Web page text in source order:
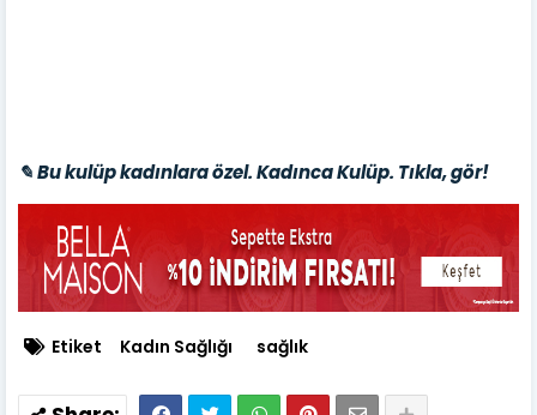
✎ Bu kulüp kadınlara özel. Kadınca Kulüp. Tıkla, gör!
Etiket Kadın Sağlığı sağlık